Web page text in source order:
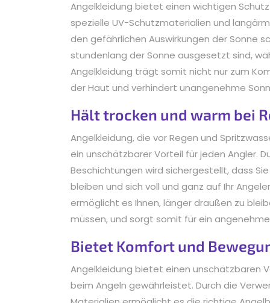
Angelkleidung bietet einen wichtigen
spezielle UV-Schutzmaterialien und
den gefährlichen Auswirkungen der Sonne
stundenlang der Sonne ausgesetzt sind,
Angelkleidung trägt somit nicht nur zum
der Haut und verhindert unangenehme
Hält trocken und warm bei
Angelkleidung, die vor Regen und
ein unschätzbarer Vorteil für jeden Angler.
Beschichtungen wird sichergestellt, dass
bleiben und sich voll und ganz auf Ihr
ermöglicht es Ihnen, länger draußen zu
müssen, und sorgt somit für ein
Bietet Komfort und
Angelkleidung bietet einen unschätzbaren
beim Angeln gewährleistet. Durch die